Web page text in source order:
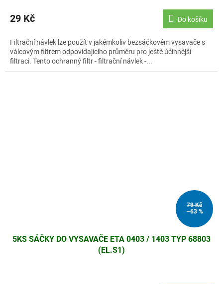
29 Kč Do košíku
Filtrační návlek lze použít v jakémkoliv bezsáčkovém vysavače s
válcovým filtrem odpovídajícího průměru pro ještě účinnější
filtraci. Tento ochranný filtr - filtrační návlek -...
79 Kč
–63 %
5KS SÁČKY DO VYSAVAČE ETA 0403 / 1403 TYP 68803
(EL.S1)